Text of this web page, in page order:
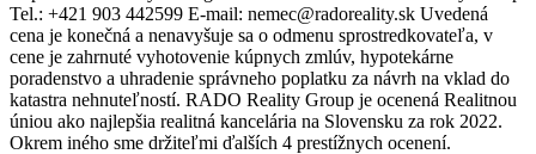
Tel.: +421 903 442599 E-mail: nemec@radoreality.sk Uvedená
cena je konečná a nenavyšuje sa o odmenu sprostredkovateľa, v
cene je zahrnuté vyhotovenie kúpnych zmlúv, hypotekárne
poradenstvo a uhradenie správneho poplatku za návrh na vklad do
katastra nehnuteľností. RADO Reality Group je ocenená Realitnou
úniou ako najlepšia realitná kancelária na Slovensku za rok 2022.
Okrem iného sme držiteľmi ďalších 4 prestížnych ocenení.